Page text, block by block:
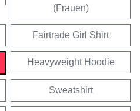
(Frauen)
Fairtrade Girl Shirt
Heavyweight Hoodie
Sweatshirt